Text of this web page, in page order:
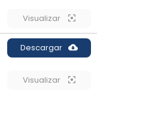
Visualizar
Descargar
Visualizar